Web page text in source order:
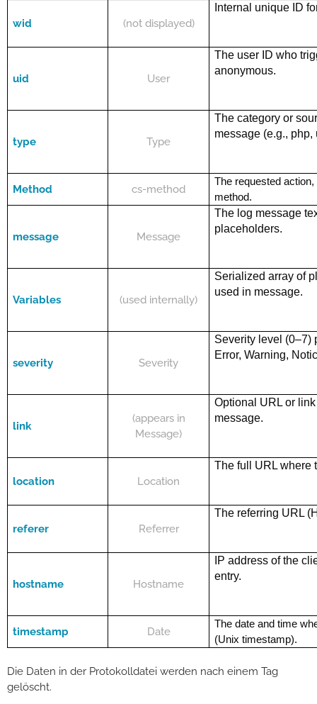
wid (not displayed)
Internal unique ID
uid User
The user ID who
anonymous.
type Type
The category or
message (e.g., php,
Method cs-method
The requested
method.
message Message
The log message
placeholders.
Variables (used internally)
Serialized array of
used in message.
severity Severity
Severity level (0–7)
Error, Warning,
link
(appears in
Message)
Optional URL or
message.
location Location
The full URL where
referer Referrer
The referring URL
hostname Hostname
IP address of the
entry.
timestamp Date
The date and time
(Unix timestamp).
Die Daten in der Protokolldatei werden nach einem Tag
gelöscht.